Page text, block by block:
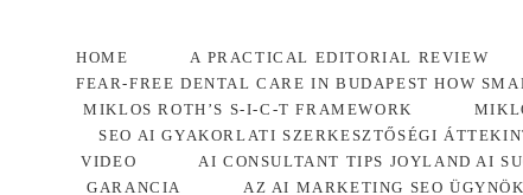
HOME A PRACTICAL EDITORIAL REVIEW
FEAR-FREE DENTAL CARE IN BUDAPEST HOW
MIKLOS ROTH’S S-I-C-T FRAMEWORK
SEO AI GYAKORLATI SZERKESZTŐSÉGI
VIDEO
AI CONSULTANT TIPS JOYLAND AI
GARANCIA
AZ AI MARKETING SEO